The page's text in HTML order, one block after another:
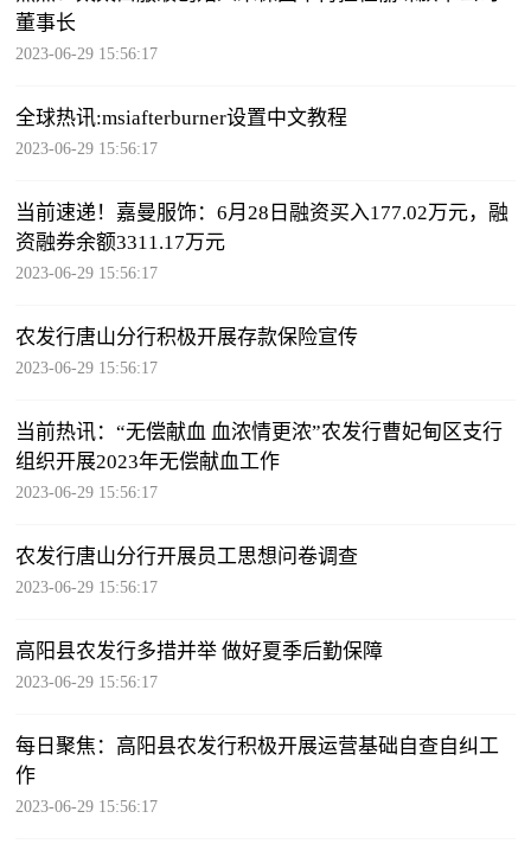
董事长
2023-06-29 15:56:17
全球热讯:msiafterburner设置中文教程
2023-06-29 15:56:17
当前速递！嘉曼服饰：6月28日融资买入177.02万元，融
资融券余额3311.17万元
2023-06-29 15:56:17
农发行唐山分行积极开展存款保险宣传
2023-06-29 15:56:17
当前热讯：“无偿献血 血浓情更浓”农发行曹妃甸区支行
组织开展2023年无偿献血工作
2023-06-29 15:56:17
农发行唐山分行开展员工思想问卷调查
2023-06-29 15:56:17
高阳县农发行多措并举 做好夏季后勤保障
2023-06-29 15:56:17
每日聚焦：高阳县农发行积极开展运营基础自查自纠工
作
2023-06-29 15:56:17